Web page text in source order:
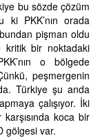
bu sözde çözüm
PKK’nın orada
pişman oldu
kritik bir noktadaki
o bölgede
peşmergenin
Türkiye şu anda
çalışıyor. İki
koca bir
gölgesi var.